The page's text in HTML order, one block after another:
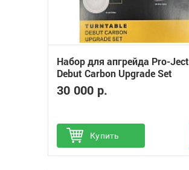
Набор для апгрейда Pro-Ject
Debut Carbon Upgrade Set
30 000 р.
Купить
Добавить в избранное